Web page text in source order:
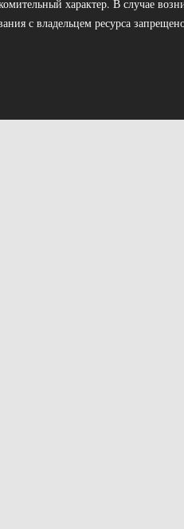
характер. В случае
с владельцем ресурса